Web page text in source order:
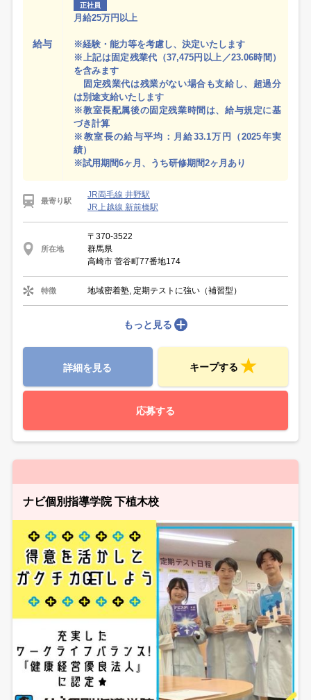
給与
正社員
月給25万円以上
※経験・能力等を考慮し、決定いたします
※上記は固定残業代（37,475円以上／23.06時間）
を含みます
固定残業代は残業がない場合も支給し、超過分
は別途支給いたします
※教室長配属後の固定残業時間は、給与規定に基
づき計算
※教室長の給与平均：月給33.1万円（2025年実
績）
※試用期間6ヶ月、うち研修期間2ヶ月あり
最寄り駅
JR両毛線 井野駅
JR上越線 新前橋駅
所在地
〒370-3522
群馬県
高崎市 菅谷町77番地174
特徴 地域密着塾, 定期テストに強い（補習型）
もっと見る
詳細を見る キープする
応募する
ナビ個別指導学院 下植木校